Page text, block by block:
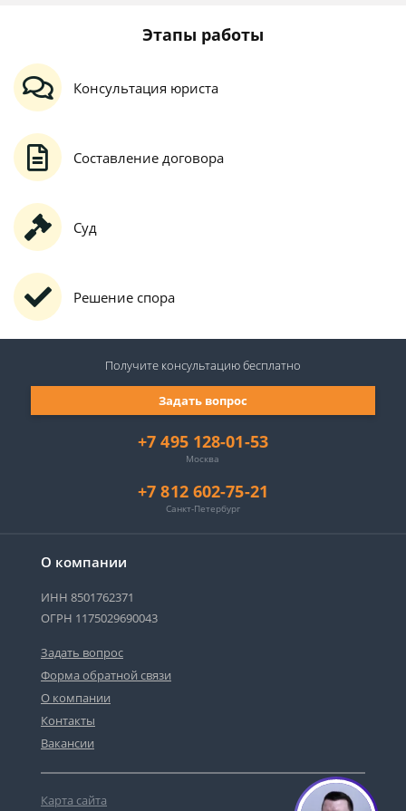
Этапы работы
Консультация юриста
Составление договора
Суд
Решение спора
О компании
ИНН 8501762371
ОГРН 1175029690043
Задать вопрос
Форма обратной связи
О компании
Контакты
Вакансии
Карта сайта
+7 495 128-01-53
Москва
+7 812 602-75-21
Санкт-Петербург
Задать вопрос
Получите консультациюбесплатно